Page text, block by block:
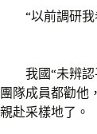
“以前調研我
我國“未辨認
團隊成員都勸他
親赴采樣地了。